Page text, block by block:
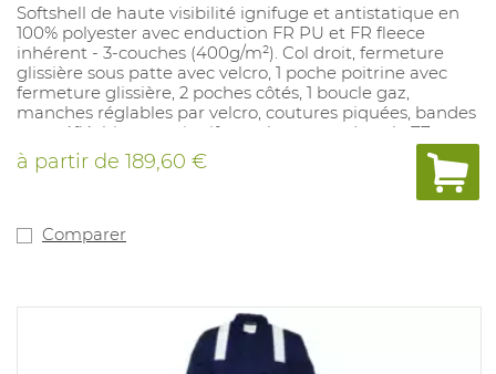
Softshell de haute visibilité ignifuge et antistatique en
100% polyester avec enduction FR PU et FR fleece
inhérent - 3-couches (400g/m²). Col droit, fermeture
glissière sous patte avec velcro, 1 poche poitrine avec
fermeture glissière, 2 poches côtés, 1 boucle gaz,
manches réglables par velcro, coutures piquées, bandes
retroréfléchissantes ignifuges, longueur dorsale 77cm
(L). Tailles disponibles: S-3XL. Couleurs disponibles: jaune
fluo/marine, orange fluo/marine.
à partir de 189,60 €
Comparer